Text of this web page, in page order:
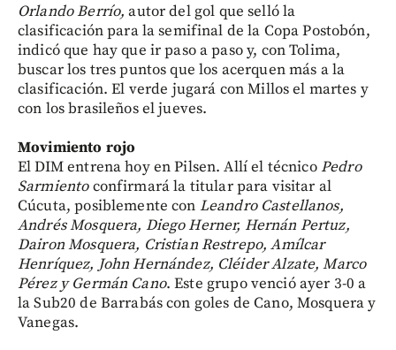
Orlando Berrío, autor del gol que selló la
clasificación para la semifinal de la Copa Postobón,
indicó que hay que ir paso a paso y, con Tolima,
buscar los tres puntos que los acerquen más a la
clasificación. El verde jugará con Millos el martes y
con los brasileños el jueves.
Movimiento rojo
El DIM entrena hoy en Pilsen. Allí el técnicoPedro
Sarmientoconfirmará la titular para visitar al
Cúcuta, posiblemente con Leandro Castellanos,
Andrés Mosquera, Diego Herner, Hernán Pertuz,
Dairon Mosquera, Cristian Restrepo, Amílcar
Henríquez, John Hernández, Cléider Alzate, Marco
Pérez y Germán Cano. Este grupo venció ayer 3-0 a
la Sub20 de Barrabás con goles de Cano, Mosquera y
Vanegas.